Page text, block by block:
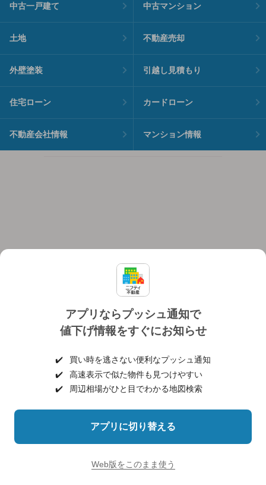
アプリならプッシュ通知で
値下げ情報をすぐにお知らせ
✔️
買い時を逃さない便利なプッシュ通知
✔️
高速表示で似た物件も見つけやすい
✔️
周辺相場がひと目でわかる地図検索
アプリに切り替える
Web版をこのまま使う
中古一戸建て 中古マンション
土地 不動産売却
外壁塗装 引越し見積もり
住宅ローン カードローン
不動産会社情報 マンション情報
個人情報保護ポリシー 利用規約
ヘルプ・お問い合わせ 採用情報
©NIFTY Lifestyle Co., Ltd.